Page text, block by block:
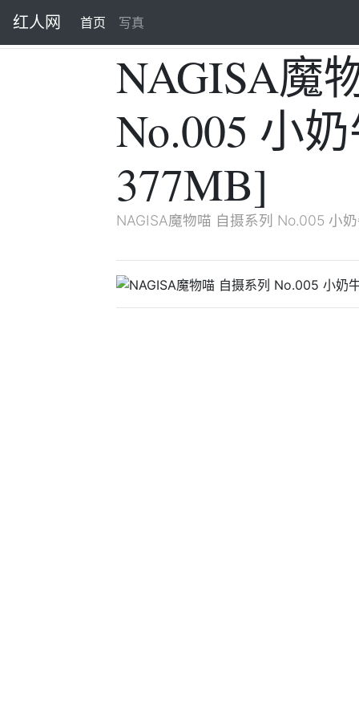
红人网 首页 (current)
写真
NAGISA魔
No.005 小
377MB]
NAGISA魔物喵 自摄系列 No.005 小